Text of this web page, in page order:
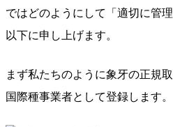
ではどのようにして「適切に管
以下に申し上げます。
まず私たちのように象牙の正規
国際種事業者として登録します。